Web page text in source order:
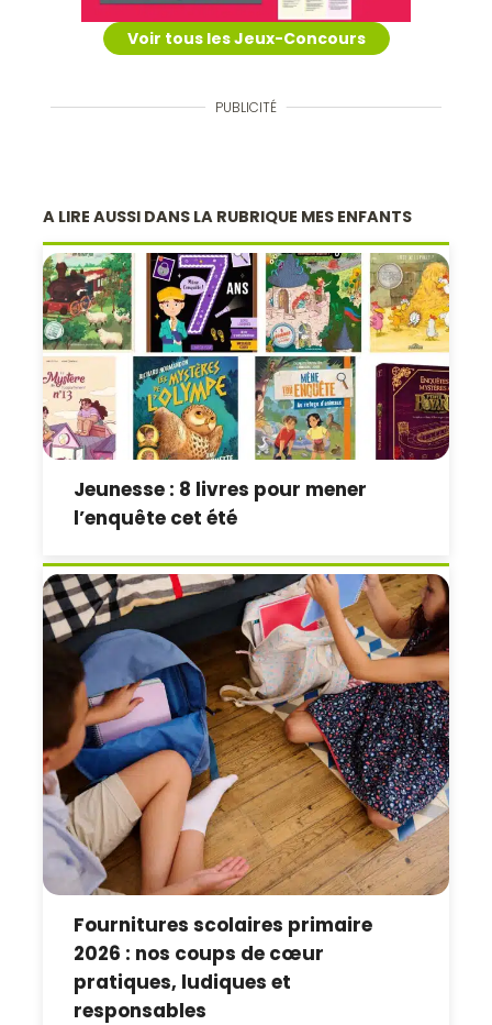
Voir tous les Jeux-Concours
PUBLICITÉ
A LIRE AUSSI DANS LA RUBRIQUE MES ENFANTS
Jeunesse : 8 livres pour mener
l’enquête cet été
Fournitures scolaires primaire
2026 : nos coups de cœur
pratiques, ludiques et
responsables